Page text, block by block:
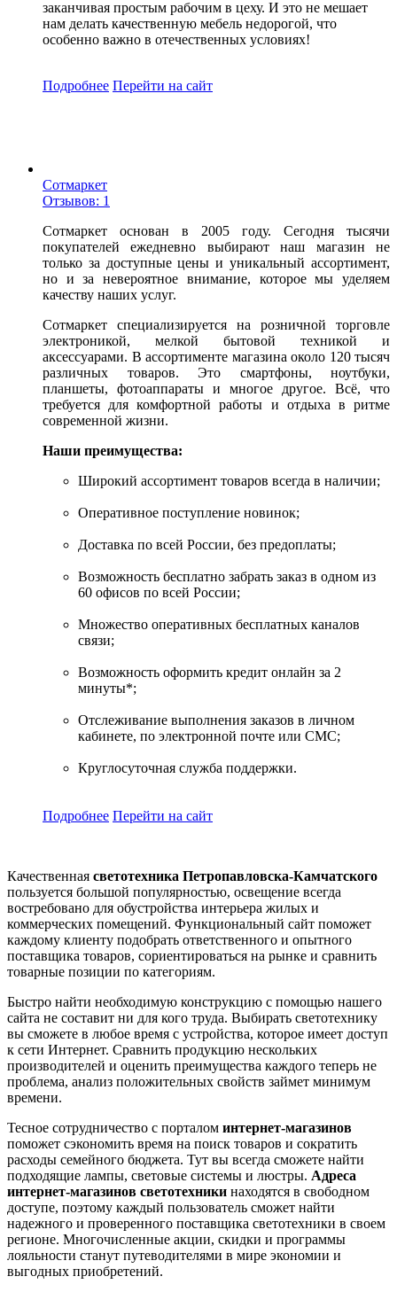
заканчивая простым рабочим в цеху. И это не мешает
нам делать качественную мебель недорогой, что
особенно важно в отечественных условиях!
Подробнее Перейти на сайт
Сотмаркет
Отзывов: 1
Сотмаркет основан в 2005 году. Сегодня тысячи
покупателей ежедневно выбирают наш магазин не
только за доступные цены и уникальный ассортимент,
но и за невероятное внимание, которое мы уделяем
качеству наших услуг.
Сотмаркет специализируется на розничной торговле
электроникой, мелкой бытовой техникой и
аксессуарами. В ассортименте магазина около 120 тысяч
различных товаров. Это смартфоны, ноутбуки,
планшеты, фотоаппараты и многое другое. Всё, что
требуется для комфортной работы и отдыха в ритме
современной жизни.
Наши преимущества:
Широкий ассортимент товаров всегда в наличии;
Оперативное поступление новинок;
Доставка по всей России, без предоплаты;
Возможность бесплатно забрать заказ в одном из
60 офисов по всей России;
Множество оперативных бесплатных каналов
связи;
Возможность оформить кредит онлайн за 2
минуты*;
Отслеживание выполнения заказов в личном
кабинете, по электронной почте или СМС;
Круглосуточная служба поддержки.
Подробнее Перейти на сайт
Качественная светотехника Петропавловска-Камчатского
пользуется большой популярностью, освещение всегда
востребовано для обустройства интерьера жилых и
коммерческих помещений. Функциональный сайт поможет
каждому клиенту подобрать ответственного и опытного
поставщика товаров, сориентироваться на рынке и сравнить
товарные позиции по категориям.
Быстро найти необходимую конструкцию с помощью нашего
сайта не составит ни для кого труда. Выбирать светотехнику
вы сможете в любое время с устройства, которое имеет доступ
к сети Интернет. Сравнить продукцию нескольких
производителей и оценить преимущества каждого теперь не
проблема, анализ положительных свойств займет минимум
времени.
Тесное сотрудничество с порталом интернет-магазинов
поможет сэкономить время на поиск товаров и сократить
расходы семейного бюджета. Тут вы всегда сможете найти
подходящие лампы, световые системы и люстры. Адреса
интернет-магазинов светотехники находятся в свободном
доступе, поэтому каждый пользователь сможет найти
надежного и проверенного поставщика светотехники в своем
регионе. Многочисленные акции, скидки и программы
лояльности станут путеводителями в мире экономии и
выгодных приобретений.